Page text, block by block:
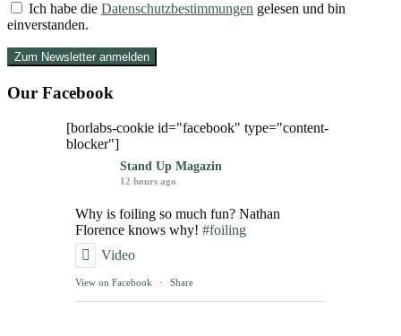
Ich habe die Datenschutzbestimmungen gelesen und bin
einverstanden.
Our Facebook
[borlabs-cookie id="facebook" type="content-
blocker"]
Stand Up Magazin
12 hours ago
Why is foiling so much fun? Nathan
Florence knows why! #foiling
Video
View on Facebook · Share